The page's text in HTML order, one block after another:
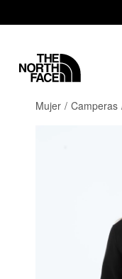
Mujer Camperas